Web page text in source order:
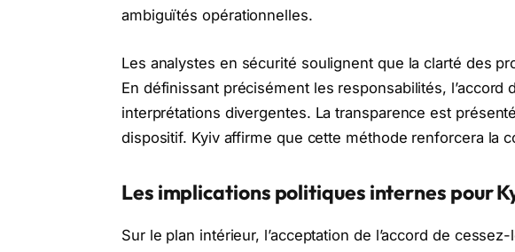
ambiguïtés opérationnelles.
Les analystes en sécurité soulignent que la clarté des
En définissant précisément les responsabilités,
interprétations divergentes. La transparence est
dispositif. Kyiv affirme que cette méthode renforcera la
Les implications politiques internes pour
Sur le plan intérieur, l’acceptation de l’accord de